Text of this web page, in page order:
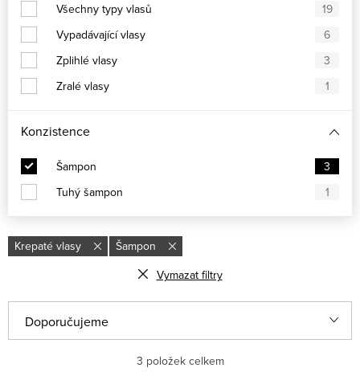
Všechny typy vlasů
19
Vypadávající vlasy
6
Zplihlé vlasy
3
Zralé vlasy
1
Konzistence
Šampon
3
Tuhý šampon
1
Krepaté vlasy
Šampon
Vymazat filtry
Řazení produktů
Doporučujeme
3 položek celkem